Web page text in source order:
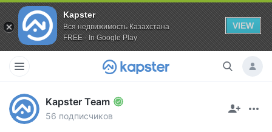
Kapster
Вся недвижимость Казахстана
FREE - In Google Play
VIEW
Kapster Team
56 подписчиков